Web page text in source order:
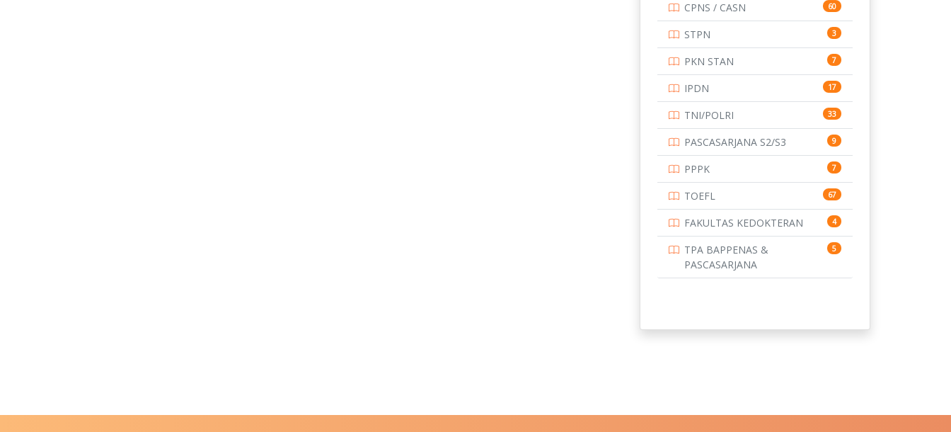
CPNS / CASN 60
STPN 3
PKN STAN 7
IPDN 17
TNI/POLRI 33
PASCASARJANA S2/S3 9
PPPK 7
TOEFL 67
FAKULTAS KEDOKTERAN 4
TPA BAPPENAS &
PASCASARJANA
5